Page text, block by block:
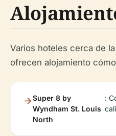
Varios hoteles cerca de
ofrecen alojamiento
Super 8 by
Wyndham St. Louis
North
: